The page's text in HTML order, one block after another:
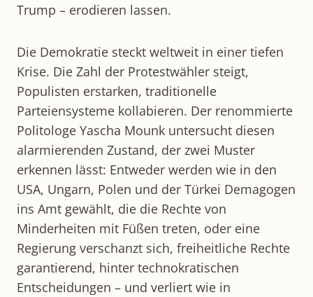
Trump – erodieren lassen.
Die Demokratie steckt weltweit in einer tiefen
Krise. Die Zahl der Protestwähler steigt,
Populisten erstarken, traditionelle
Parteiensysteme kollabieren. Der renommierte
Politologe Yascha Mounk untersucht diesen
alarmierenden Zustand, der zwei Muster
erkennen lässt: Entweder werden wie in den
USA, Ungarn, Polen und der Türkei Demagogen
ins Amt gewählt, die die Rechte von
Minderheiten mit Füßen treten, oder eine
Regierung verschanzt sich, freiheitliche Rechte
garantierend, hinter technokratischen
Entscheidungen – und verliert wie in